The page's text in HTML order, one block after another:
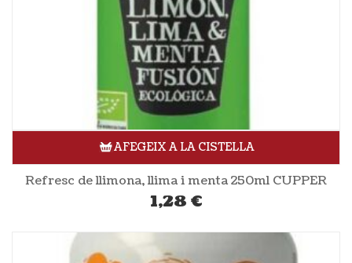
AFEGEIX A LA CISTELLA
Refresc de llimona, llima i menta 250ml CUPPER
1,28 €